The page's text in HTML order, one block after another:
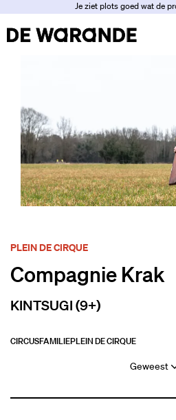
Je ziet plots goed wat de
Compagnie Krak
KINTSUGI (9+)
PLEIN DE CIRQUE
CIRCUSFAMILIEPLEIN DE CIRQUE
Geweest